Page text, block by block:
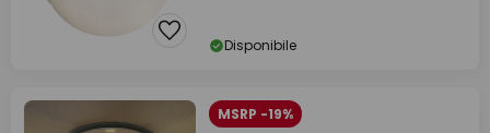
Disponibile
MSRP -19%